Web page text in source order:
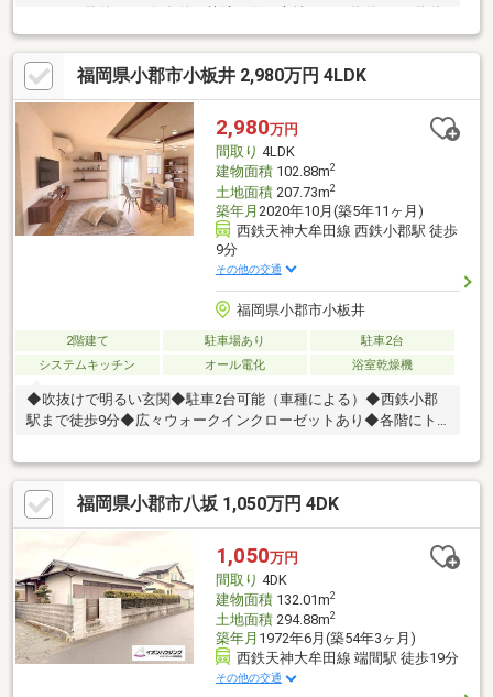
から駅まで徒歩9分です♪建物面積が164.49㎡でスペースが十分の
ファミリーにもおすすめの物件です♪リビングダイニングが20帖
以上の広さで、光も広く届きます(^o^)＼お気軽にお問い合わせく
ださい／ご希望の日時でご案内いたします。また、その他物件の
ご紹介も可能ですので、気になる物件がございましたらお伝えく
ださい。住宅ローンのご相談もお気軽にどうぞm(_ _)m
福岡県小郡市小板井 2,980万円 4LDK
2,980万円
間取り 4LDK
建物面積102.88m2
土地面積207.73m2
築年月 2020年10月(築5年11ヶ月)
西鉄天神大牟田線 西鉄小郡駅 徒歩
9分
その他の交通
福岡県小郡市小板井
2階建て 駐車場あり
駐車2台
システムキッチン
オール電化 浴室乾燥機
◆吹抜けで明るい玄関◆駐車2台可能（車種による）◆西鉄小郡
駅まで徒歩9分◆広々ウォークインクローゼットあり◆各階にト
福岡県小郡市八坂 1,050万円 4DK
1,050万円
間取り 4DK
建物面積132.01m2
土地面積294.88m2
築年月 1972年6月(築54年3ヶ月)
西鉄天神大牟田線 端間駅 徒歩19分
その他の交通